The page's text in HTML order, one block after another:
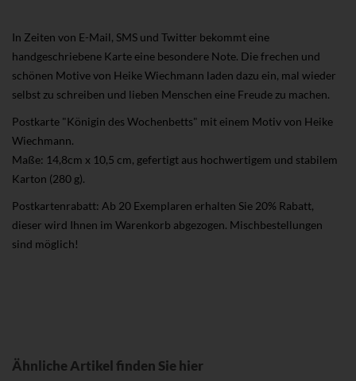
In Zeiten von E-Mail, SMS und Twitter bekommt eine
handgeschriebene Karte eine besondere Note. Die frechen und
schönen Motive von Heike Wiechmann laden dazu ein, mal wieder
selbst zu schreiben und lieben Menschen eine Freude zu machen.
Postkarte "Königin des Wochenbetts" mit einem Motiv von Heike
Wiechmann.
Maße: 14,8cm x 10,5 cm, gefertigt aus hochwertigem und stabilem
Karton (280 g).
Postkartenrabatt: Ab 20 Exemplaren erhalten Sie 20% Rabatt,
dieser wird Ihnen im Warenkorb abgezogen. Mischbestellungen
sind möglich!
Ähnliche Artikel finden Sie hier